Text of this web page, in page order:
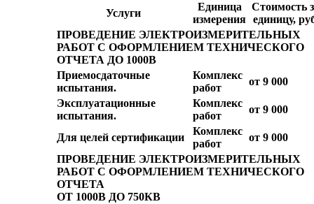
Услуги
Единица
измерения
Стоимость
единицу,
ПРОВЕДЕНИЕ ЭЛЕКТРОИЗМЕРИТЕЛЬНЫХ
РАБОТ С ОФОРМЛЕНИЕМ ТЕХНИЧЕСКОГО
ОТЧЕТА ДО 1000В
Приемосдаточные
испытания.
Комплекс
работ
от 9 000
Эксплуатационные
испытания.
Комплекс
работ
от 9 000
Для целей сертификации
Комплекс
работ
от 9 000
ПРОВЕДЕНИЕ ЭЛЕКТРОИЗМЕРИТЕЛЬНЫХ
РАБОТ С ОФОРМЛЕНИЕМ ТЕХНИЧЕСКОГО
ОТЧЕТА
ОТ 1000В ДО 750КВ